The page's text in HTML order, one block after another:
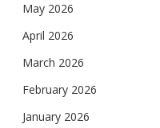
May 2026
April 2026
March 2026
February 2026
January 2026